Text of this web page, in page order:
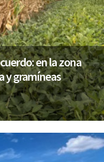
en la zona
y gramíneas